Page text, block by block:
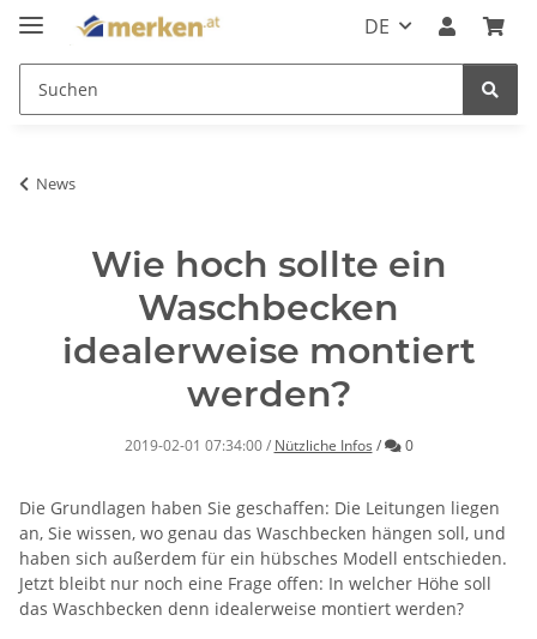
DE
News
Wie hoch sollte ein
Waschbecken
idealerweise montiert
werden?
2019-02-01 07:34:00 / Nützliche Infos / Kommentare
0
Die Grundlagen haben Sie geschaffen: Die Leitungen liegen
an, Sie wissen, wo genau das Waschbecken hängen soll, und
haben sich außerdem für ein hübsches Modell entschieden.
Jetzt bleibt nur noch eine Frage offen: In welcher Höhe soll
das Waschbecken denn idealerweise montiert werden?